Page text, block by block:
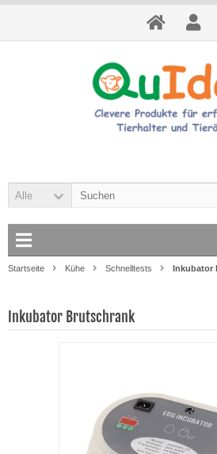
Alle
Startseite Kühe Schnelltests Inkubator
Inkubator Brutschrank